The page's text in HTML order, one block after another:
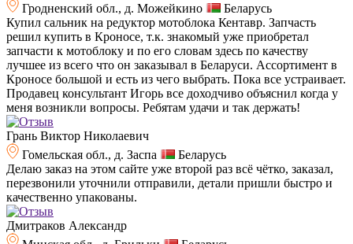
Гродненский обл., д. Можейкино
Беларусь
Купил сальник на редуктор мотоблока Кентавр. Запчасть
решил купить в Кроносе, т.к. знакомый уже приобретал
запчасти к мотоблоку и по его словам здесь по качеству
лучшее из всего что он заказывал в Беларуси. Ассортимент в
Кроносе большой и есть из чего выбрать. Пока все устраивает.
Продавец консультант Игорь все доходчиво объяснил когда у
меня возникли вопросы. Ребятам удачи и так держать!
Грань Виктор Николаевич
Гомельская обл., д. Заспа
Беларусь
Делаю заказ на этом сайте уже второй раз всё чётко, заказал,
перезвонили уточнили отправили, детали пришли быстро и
качественно упакованы.
Дмитраков Александр